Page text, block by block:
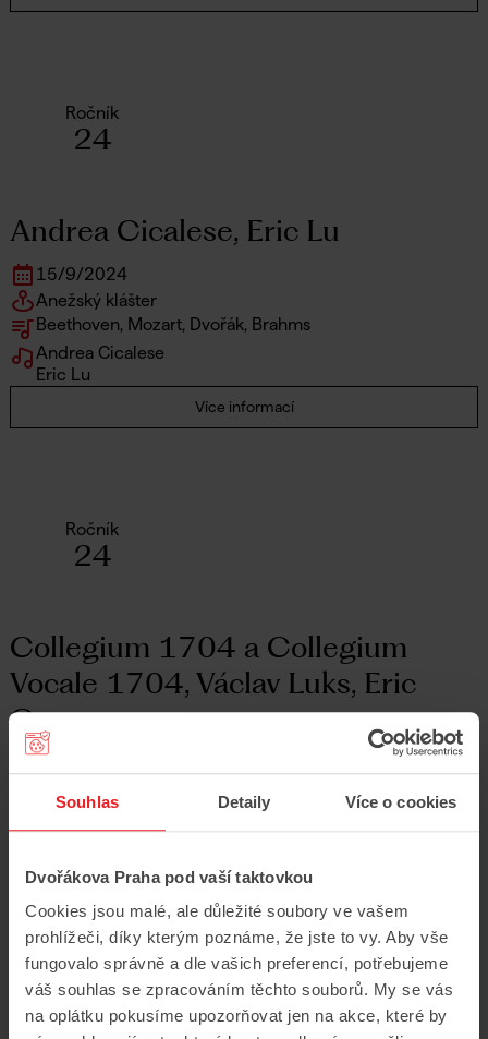
Souhlas Detaily Více o cookies
Dvořákova Praha pod vaší taktovkou
Cookies jsou malé, ale důležité soubory ve vašem
prohlížeči, díky kterým poznáme, že jste to vy. Aby vše
fungovalo správně a dle vašich preferencí, potřebujeme
váš souhlas se zpracováním těchto souborů. My se vás
na oplátku pokusíme upozorňovat jen na akce, které by
Ročník
24
Andrea Cicalese, Eric Lu
15/9/2024
Anežský klášter
Beethoven, Mozart, Dvořák, Brahms
Andrea Cicalese
Eric Lu
Více informací
Ročník
24
Collegium 1704 a Collegium
Vocale 1704, Václav Luks, Eric
Guo
15
Dvořák, Kalivoda
Eric Guo
Více informací